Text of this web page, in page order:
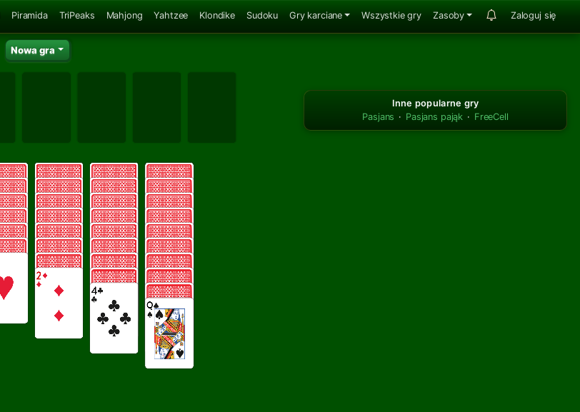
Piramida TriPeaks Mahjong Yahtzee Klondike Sudoku Gry karciane Wszystkie gry Zasoby Zaloguj się
Nowa gra
Inne popularne gry
Pasjans · Pasjans pająk · FreeCell